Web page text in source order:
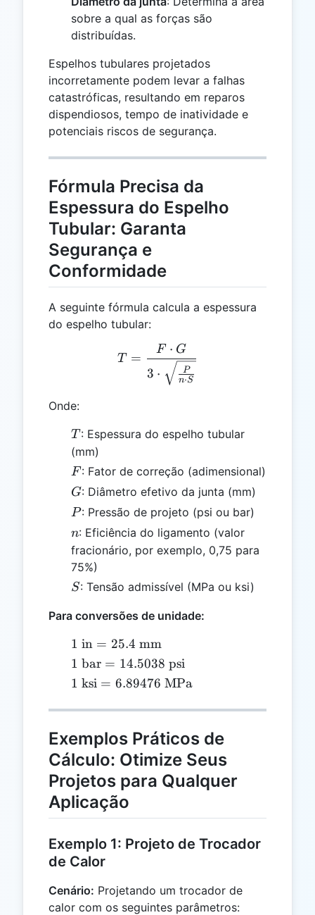
sobre a qual as forças são
distribuídas.
Espelhos tubulares projetados
incorretamente podem levar a falhas
catastróficas, resultando em reparos
dispendiosos, tempo de inatividade e
potenciais riscos de segurança.
Fórmula Precisa da
Espessura do Espelho
Tubular: Garanta
Segurança e
Conformidade
A seguinte fórmula calcula a espessura
do espelho tubular:
T = \frac{F \cdot G}{3
T
=
3 ⋅ n⋅S
P
F ⋅ G
Onde:
T
T : Espessura do espelho tubular
(mm)
F
F : Fator de correção (adimensional)
G
G: Diâmetro efetivo da junta (mm)
P
P: Pressão de projeto (psi ou bar)
n
n: Eficiência do ligamento (valor
fracionário, por exemplo, 0,75 para
75%)
S
S: Tensão admissível (MPa ou ksi)
Para conversões de unidade:
1
\text{
in} =
25.4
\text{
1 in = 25.4 mm
1
\text{
14.5038
psi}
1 bar = 14.5038 psi
1
ksi} =
6.89476
\text{
MPa}
1 ksi = 6.89476 MPa
Exemplos Práticos de
Cálculo: Otimize Seus
Projetos para Qualquer
Aplicação
Exemplo 1: Projeto de Trocador
de Calor
Cenário: Projetando um trocador de
calor com os seguintes parâmetros: